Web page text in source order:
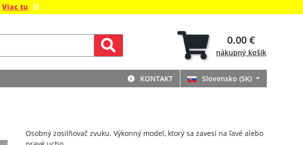
Viac tu 🛒
0.00 €
nákupný košík
KONTAKT Slovensko (SK)
Osobný zosilňovač zvuku. Výkonný model, ktorý sa zavesí na ľavé alebo